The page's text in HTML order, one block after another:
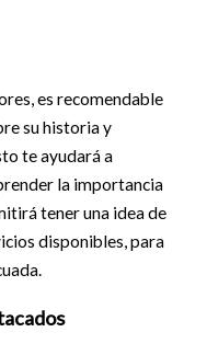
es recomendable
su historia y
te ayudará a
la importancia
tener una idea de
disponibles, para